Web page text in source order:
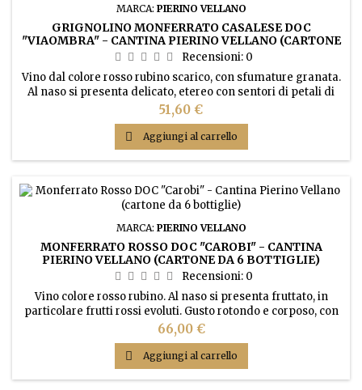
MARCA: PIERINO VELLANO
GRIGNOLINO MONFERRATO CASALESE DOC
"VIAOMBRA" - CANTINA PIERINO VELLANO (CARTONE
DA 6 BOTTIGLIE)
Recensioni: 0
Vino dal colore rosso rubino scarico, con sfumature granata.
Al naso si presenta delicato, etereo con sentori di petali di
rosa, note di pepe verde e sfumature minerali. Gusto
prevalentemente tannico con bassa acidità.
Prezzo
51,60 €
 Aggiungi al carrello
MARCA: PIERINO VELLANO
MONFERRATO ROSSO DOC "CAROBI" - CANTINA
PIERINO VELLANO (CARTONE DA 6 BOTTIGLIE)
Recensioni: 0
Vino colore rosso rubino. Al naso si presenta fruttato, in
particolare frutti rossi evoluti. Gusto rotondo e corposo, con
una buona acidità bilanciata dal tannino.
Prezzo
66,00 €
 Aggiungi al carrello